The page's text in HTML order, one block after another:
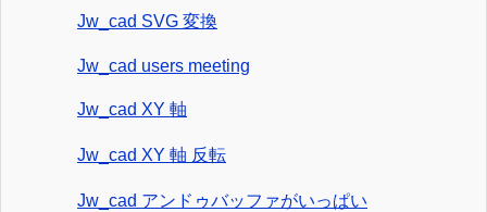
Jw_cad SVG 変換
Jw_cad users meeting
Jw_cad XY 軸
Jw_cad XY 軸 反転
Jw_cad アンドゥバッファがいっぱい